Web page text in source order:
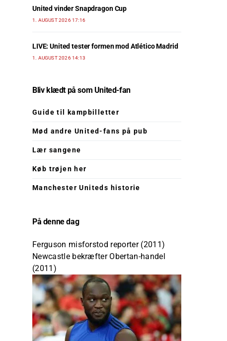
United vinder Snapdragon Cup
1. AUGUST 2026 17:16
LIVE: United tester formen mod Atlético Madrid
1. AUGUST 2026 14:13
Bliv klædt på som United-fan
Guide til kampbilletter
Mød andre United-fans på pub
Lær sangene
Køb trøjen her
Manchester Uniteds historie
På denne dag
Ferguson misforstod reporter (2011)
Newcastle bekræfter Obertan-handel
(2011)